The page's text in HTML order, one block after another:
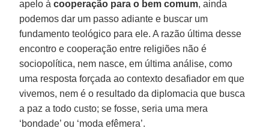
apelo àcooperação para o bem comum, ainda
podemos dar um passo adiante e buscar um
fundamento teológico para ele. A razão última desse
encontro e cooperação entre religiões não é
sociopolítica, nem nasce, em última análise, como
uma resposta forçada ao contexto desafiador em que
vivemos, nem é o resultado da diplomacia que busca
a paz a todo custo; se fosse, seria uma mera
‘bondade’ ou ‘moda efêmera’.